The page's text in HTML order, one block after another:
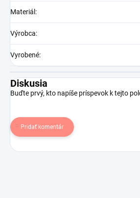
Materiál :
Výrobca:
Vyrobené:
Diskusia
Buďte prvý, kto napíše príspevok k tejto
Pridať komentár